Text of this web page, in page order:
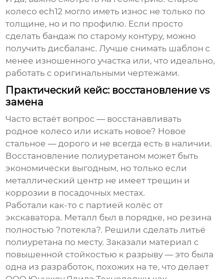
колесо ech12 могло иметь износ не только по
толщине, но и по профилю. Если просто
сделать бандаж по старому контуру, можно
получить дисбаланс. Лучше снимать шаблон с
менее изношенного участка или, что идеально,
работать с оригинальными чертежами.
Практический кейс: восстановление vs
замена
Часто встаёт вопрос — восстанавливать
родное колесо или искать новое? Новое
стальное — дорого и не всегда есть в наличии.
Восстановление полиуретаном может быть
экономически выгодным, но только если
металлический центр не имеет трещин и
коррозии в посадочных местах.
Работали как-то с партией колёс от
экскаватора. Металл был в порядке, но резина
полностью ?потекла?. Решили сделать литьё
полиуретана по месту. Заказали материал с
повышенной стойкостью к разрыву — это была
одна из разработок, похожих на те, что делает